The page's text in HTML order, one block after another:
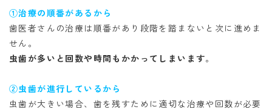
①治療の順番があるから
歯医者さんの治療は順番があり段階を 踏まないと次に進めま
せん。
虫歯が多いと回数や時間も かかってしまいます。
②虫歯が進行しているから
虫歯が大きい場合、歯を残すために適切な 治療や回数が必要